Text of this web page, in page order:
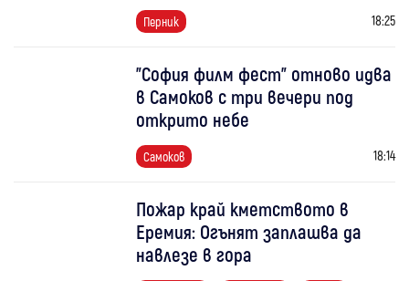
Перник 18:25
"София филм фест" отново идва
в Самоков с три вечери под
открито небе
Самоков 18:14
Пожар край кметството в
Еремия: Огънят заплашва да
навлезе в гора